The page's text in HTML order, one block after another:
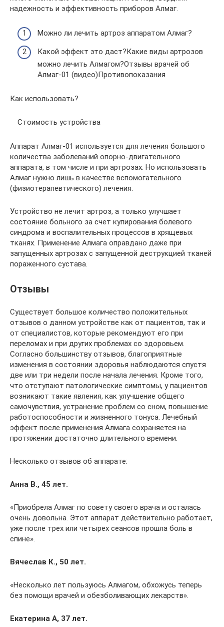
надежность и эффективность приборов Алмаг.
Можно ли лечить артроз аппаратом Алмаг?
Какой эффект это даст?Какие виды артрозов
можно лечить Алмагом?Отзывы врачей об
Алмаг-01 (видео)Противопоказания
Как использовать?
Стоимость устройства
Аппарат Алмаг-01 используется для лечения большого
количества заболеваний опорно-двигательного
аппарата, в том числе и при артрозах. Но использовать
Алмаг нужно лишь в качестве вспомогательного
(физиотерапевтического) лечения.
Устройство не лечит артроз, а только улучшает
состояние больного за счет купирования болевого
синдрома и воспалительных процессов в хрящевых
тканях. Применение Алмага оправдано даже при
запущенных артрозах с запущенной деструкцией тканей
пораженного сустава.
Отзывы
Существует большое количество положительных
отзывов о данном устройстве как от пациентов, так и
от специалистов, которые рекомендуют его при
переломах и при других проблемах со здоровьем.
Согласно большинству отзывов, благоприятные
изменения в состоянии здоровья наблюдаются спустя
две или три недели после начала лечения. Кроме того,
что отступают патологические симптомы, у пациентов
возникают такие явления, как улучшение общего
самочувствия, устранение проблем со сном, повышение
работоспособности и жизненного тонуса. Лечебный
эффект после применения Алмага сохраняется на
протяжении достаточно длительного времени.
Несколько отзывов об аппарате:
Анна В., 45 лет.
«Приобрела Алмаг по совету своего врача и осталась
очень довольна. Этот аппарат действительно работает,
уже после трех или четырех сеансов прошла боль в
спине».
Вячеслав К., 50 лет.
«Несколько лет пользуюсь Алмагом, обхожусь теперь
без помощи врачей и обезболивающих лекарств».
Екатерина А, 37 лет.